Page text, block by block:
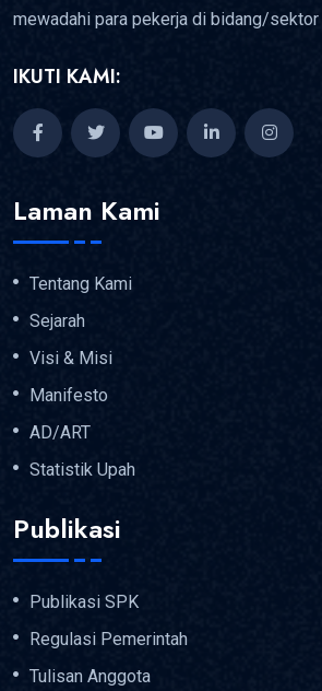
mewadahi para pekerja di bidang/
IKUTI KAMI:
Laman Kami
Tentang Kami
Sejarah
Visi & Misi
Manifesto
AD/ART
Statistik Upah
Publikasi
Publikasi SPK
Regulasi Pemerintah
Tulisan Anggota